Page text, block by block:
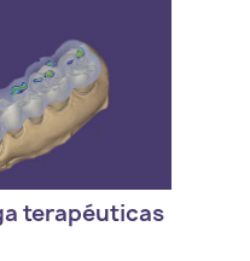
terapéuticas
DentalCAD